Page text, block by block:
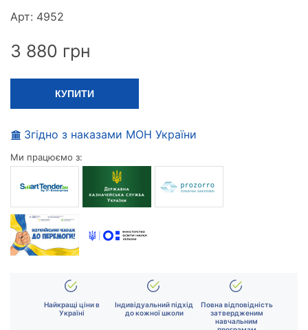
Арт: 4952
3 880 грн
КУПИТИ
Згідно з наказами МОН України
Ми працюємо з:
Найкращі ціни в
Україні
Індивідуальний підхід
до кожної школи
Повна відповідність
затвердженим
навчальним